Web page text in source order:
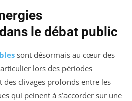
le débat public
sont désormais au cœur des
lors des périodes
des clivages profonds entre les
qui peinent à s’accorder sur une